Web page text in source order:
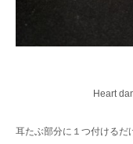
Heart
耳たぶ部分に１つ付けるだ